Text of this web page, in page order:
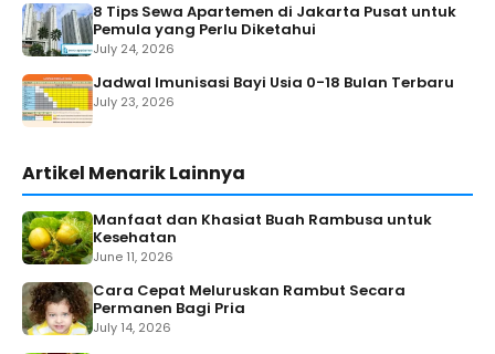
8 Tips Sewa Apartemen di Jakarta Pusat untuk
Pemula yang Perlu Diketahui
July 24, 2026
Jadwal Imunisasi Bayi Usia 0-18 Bulan Terbaru
July 23, 2026
Artikel Menarik Lainnya
Manfaat dan Khasiat Buah Rambusa untuk
Kesehatan
June 11, 2026
Cara Cepat Meluruskan Rambut Secara
Permanen Bagi Pria
July 14, 2026